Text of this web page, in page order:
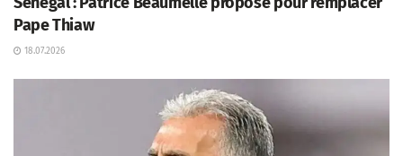
Pape Thiaw
18.07.2026